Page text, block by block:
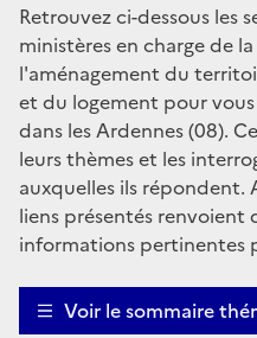
Retrouvez ci-dessous les
ministères en charge de
l'aménagement du
et du logement pour
dans les Ardennes (08).
leurs thèmes et les
auxquelles ils répondent.
liens présentés renvoient
informations pertinentes
Voir le sommaire